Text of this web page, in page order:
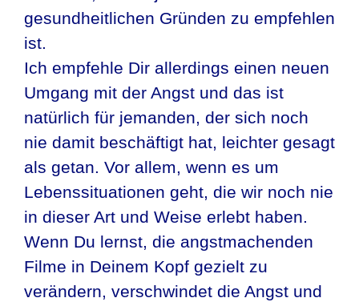
gesundheitlichen Gründen zu empfehlen
ist.
Ich empfehle Dir allerdings einen neuen
Umgang mit der Angst und das ist
natürlich für jemanden, der sich noch
nie damit beschäftigt hat, leichter gesagt
als getan. Vor allem, wenn es um
Lebenssituationen geht, die wir noch nie
in dieser Art und Weise erlebt haben.
Wenn Du lernst, die angstmachenden
Filme in Deinem Kopf gezielt zu
verändern, verschwindet die Angst und